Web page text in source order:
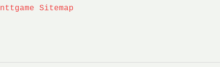
nttgame
Sitemap